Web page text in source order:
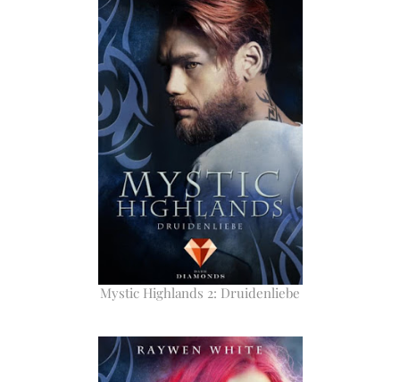
Mystic Highlands 2: Druidenliebe